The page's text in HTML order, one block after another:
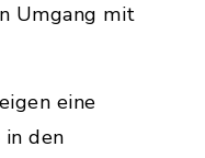
Umgang mit
eine
den